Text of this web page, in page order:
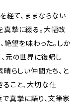
経て、ままならない
摯に綴る。大幅改
望を味わった。しか
元の世界に復帰し
晴らしい仲間たち、と
ること、大切な仕
真摯に語り、文筆家